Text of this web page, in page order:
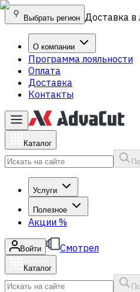
Выбрать регион Доставка в
О компании
Программа лояльности
Оплата
Доставка
Контакты
Каталог
Услуги
Полезное
Акции %
Войти Смотрел
Каталог